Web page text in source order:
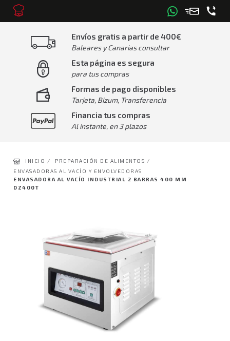
Envíos gratis a partir de 400€
Baleares y Canarias consultar
Esta página es segura
para tus compras
Formas de pago disponibles
Tarjeta, Bizum, Transferencia
Financia tus compras
Al instante, en 3 plazos
INICIO /
PREPARACIÓN DE ALIMENTOS /
ENVASADORAS AL VACÍO Y ENVOLVEDORAS
ENVASADORA AL VACÍO INDUSTRIAL 2 BARRAS 400 MM
DZ400T